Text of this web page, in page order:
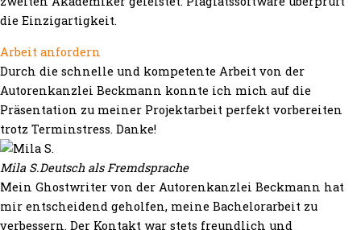
die Einzigartigkeit.
Arbeit anfordern
Durch die schnelle und kompetente Arbeit von der
Autorenkanzlei Beckmann konnte ich mich auf die
Präsentation zu meiner Projektarbeit perfekt vorbereiten
trotz Terminstress. Danke!
Mila S.Deutsch als Fremdsprache
Mein Ghostwriter von der Autorenkanzlei Beckmann hat
mir entscheidend geholfen, meine Bachelorarbeit zu
verbessern. Der Kontakt war stets freundlich und